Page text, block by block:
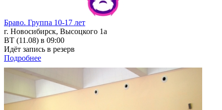
Браво. Группа 10-17 лет
г. Новосибирск, Высоцкого 1а
ВТ (11.08) в 09:00
Идёт запись в резерв
Подробнее